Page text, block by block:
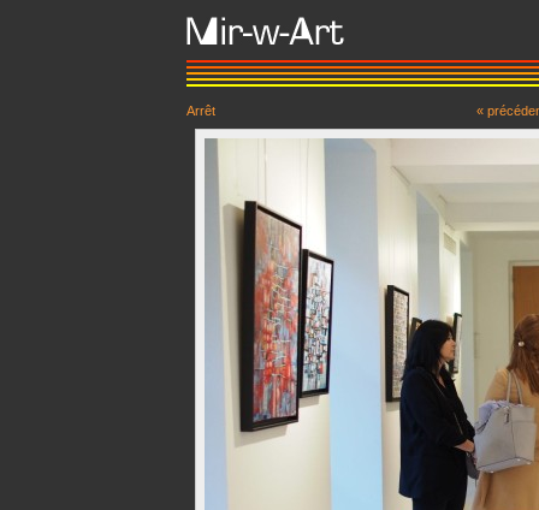
Arrêt «